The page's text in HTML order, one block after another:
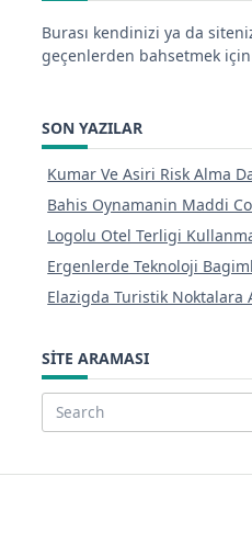
Burası kendinizi ya da
geçenlerden bahsetmek
SON YAZILAR
Kumar Ve Asiri Risk Alma
Bahis Oynamanin Maddi
Logolu Otel Terligi
Ergenlerde Teknoloji
Elazigda Turistik Noktalara
SITE ARAMASI
Search